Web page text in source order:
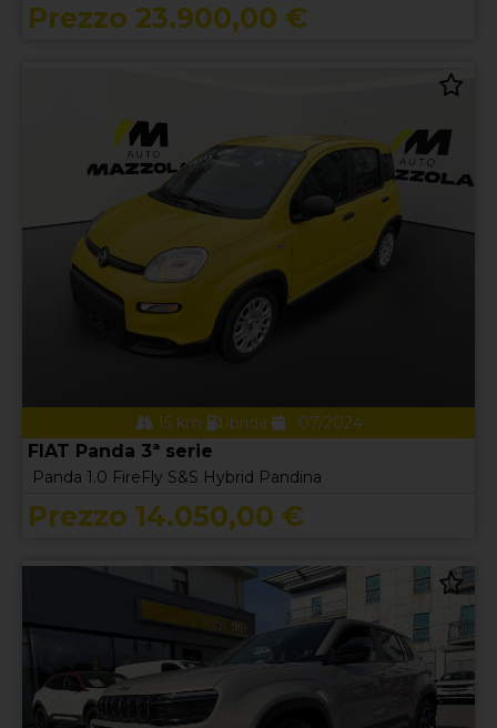
Prezzo 23.900,00 €
15 km ibrida 07/2024
FIAT Panda 3ª serie
Panda 1.0 FireFly S&S Hybrid Pandina
Prezzo 14.050,00 €